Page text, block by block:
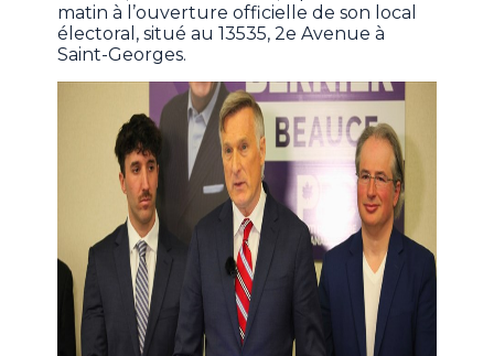
matin à l’ouverture officielle de son local
électoral, situé au 13535, 2e Avenue à
Saint-Georges.